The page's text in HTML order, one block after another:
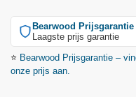
Bearwood Prijsgarantie
Laagste prijs garantie
⭐ Bearwood Prijsgarantie –
onze prijs aan.